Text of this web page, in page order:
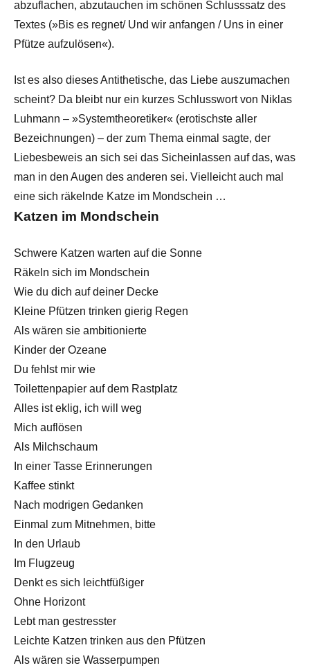
abzuflachen, abzutauchen im schönen Schlusssatz des
Textes (»Bis es regnet/ Und wir anfangen / Uns in einer
Pfütze aufzulösen«).
Ist es also dieses Antithetische, das Liebe auszumachen
scheint? Da bleibt nur ein kurzes Schlusswort von Niklas
Luhmann – »Systemtheoretiker« (erotischste aller
Bezeichnungen) – der zum Thema einmal sagte, der
Liebesbeweis an sich sei das Sicheinlassen auf das, was
man in den Augen des anderen sei. Vielleicht auch mal
eine sich räkelnde Katze im Mondschein …
Katzen im Mondschein
Schwere Katzen warten auf die Sonne
Räkeln sich im Mondschein
Wie du dich auf deiner Decke
Kleine Pfützen trinken gierig Regen
Als wären sie ambitionierte
Kinder der Ozeane
Du fehlst mir wie
Toilettenpapier auf dem Rastplatz
Alles ist eklig, ich will weg
Mich auflösen
Als Milchschaum
In einer Tasse Erinnerungen
Kaffee stinkt
Nach modrigen Gedanken
Einmal zum Mitnehmen, bitte
In den Urlaub
Im Flugzeug
Denkt es sich leichtfüßiger
Ohne Horizont
Lebt man gestresster
Leichte Katzen trinken aus den Pfützen
Als wären sie Wasserpumpen